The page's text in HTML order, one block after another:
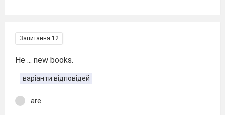
Запитання 12
He ... new books.
варіанти відповідей
are